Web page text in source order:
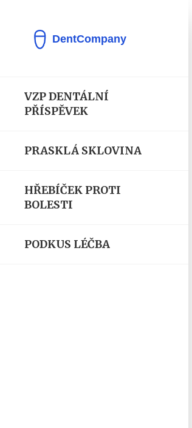
VZP DENTÁLNÍ
PŘÍSPĚVEK
PRASKLÁ SKLOVINA
HŘEBÍČEK PROTI
BOLESTI
PODKUS LÉČBA